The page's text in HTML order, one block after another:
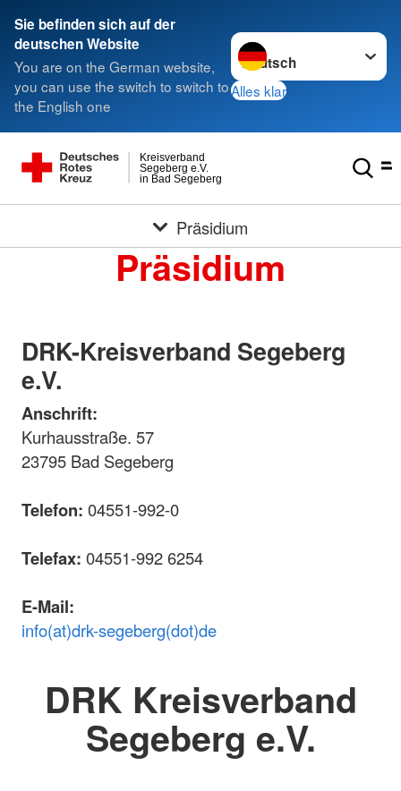
Sie befinden sich auf der
deutschen Website
You are on the German website,
you can use the switch to switch to
the English one
Sprache wechseln zu
Alles klar
in Bad Segeberg
Segeberg e.V.
Kreisverband
Präsidium
Präsidium
DRK-Kreisverband Segeberg
e.V.
Anschrift:
Kurhausstraße. 57
23795 Bad Segeberg
Telefon: 04551-992-0
Telefax: 04551-992 6254
E-Mail:
info(at)drk-segeberg(dot)de
DRK Kreisverband
Segeberg e.V.